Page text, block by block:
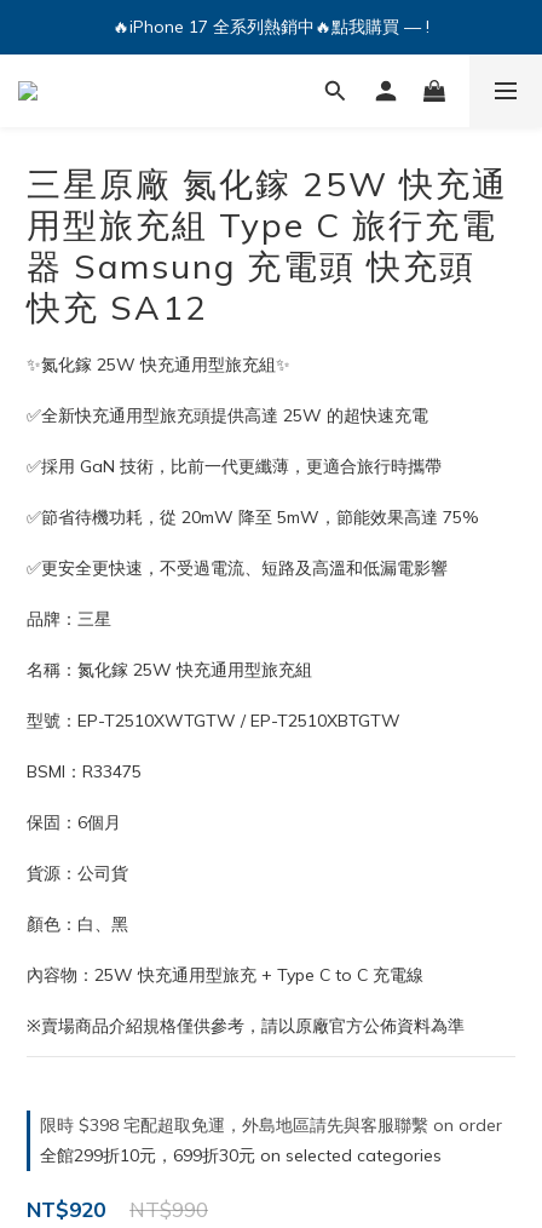
🔥iPhone 17 全系列熱銷中🔥點我購買 — !
🔥iPhone 17 全系列熱銷中🔥點我購買 — !
💕加入Q哥 Line 新好友領優惠券！🎫
三星原廠 氮化鎵 25W 快充通
用型旅充組 Type C 旅行充電
器 Samsung 充電頭 快充頭
快充 SA12
✨氮化鎵 25W 快充通用型旅充組✨
✅全新快充通用型旅充頭提供高達 25W 的超快速充電
✅採用 GaN 技術，比前一代更纖薄，更適合旅行時攜帶
✅節省待機功耗，從 20mW 降至 5mW，節能效果高達 75%
✅更安全更快速，不受過電流、短路及高溫和低漏電影響
品牌：三星
名稱：氮化鎵 25W 快充通用型旅充組
型號：EP-T2510XWTGTW / EP-T2510XBTGTW
BSMI：R33475
保固：6個月
貨源：公司貨
顏色：白、黑
內容物：25W 快充通用型旅充 + Type C to C 充電線
※賣場商品介紹規格僅供參考，請以原廠官方公佈資料為準
限時 $398 宅配超取免運，外島地區請先與客服聯繫 on order
全館299折10元，699折30元 on selected categories
NT$990
NT$920